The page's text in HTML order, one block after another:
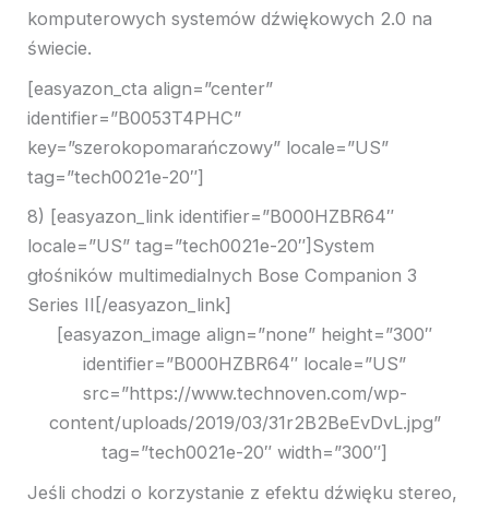
komputerowych systemów dźwiękowych 2.0 na
świecie.
[easyazon_cta align=”center”
identifier=”B0053T4PHC”
key=”szerokopomarańczowy” locale=”US”
tag=”tech0021e-20″]
8) [easyazon_link identifier=”B000HZBR64″
locale=”US” tag=”tech0021e-20″]System
głośników multimedialnych Bose Companion 3
Series II[/easyazon_link]
[easyazon_image align=”none” height=”300″
identifier=”B000HZBR64″ locale=”US”
src=”https://www.technoven.com/wp-
content/uploads/2019/03/31r2B2BeEvDvL.jpg”
tag=”tech0021e-20″ width=”300″]
Jeśli chodzi o korzystanie z efektu dźwięku stereo,